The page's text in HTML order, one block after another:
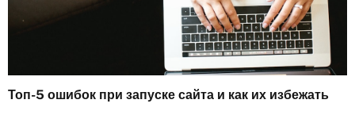
Топ-5 ошибок при запуске сайта и как их избежать